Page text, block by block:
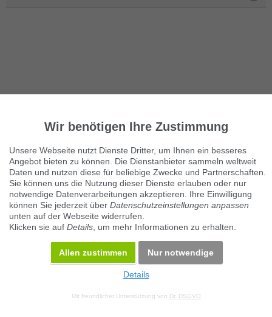
Wir benötigen Ihre Zustimmung
Unsere Webseite nutzt Dienste Dritter, um Ihnen ein besseres
Angebot bieten zu können. Die Dienstanbieter sammeln weltweit
Daten und nutzen diese für beliebige Zwecke und Partnerschaften.
Sie können uns die Nutzung dieser Dienste erlauben oder nur
notwendige Datenverarbeitungen akzeptieren. Ihre Einwilligung
können Sie jederzeit über Datenschutzeinstellungen anpassen
unten auf der Webseite widerrufen.
Klicken sie auf Details , um mehr Informationen zu erhalten.
Allen zustimmen Nur notwendige
Details
Mit freundlicher Unterstützung von Dr. DSGVO